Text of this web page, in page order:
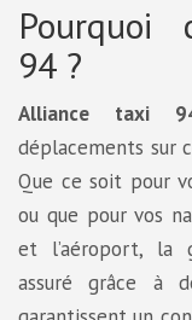
Pourquoi
94 ?
Alliance taxi
déplacements sur
Que ce soit pour
ou que pour vos
et l’aéroport, la
assuré grâce à